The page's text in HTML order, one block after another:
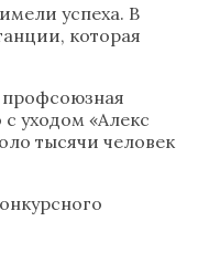
успеха. В
которая
профсоюзная
уходом «Алекс
тысячи человек